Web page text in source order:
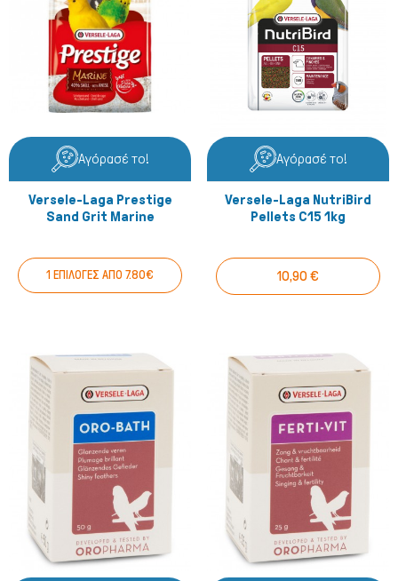
Αγόρασέ το!
Versele-Laga Prestige
Sand Grit Marine
1 ΕΠΙΛΟΓΕΣ ΑΠΟ 7.80€
Αγόρασέ το!
Versele-Laga NutriBird
Pellets C15 1kg
10,90 €